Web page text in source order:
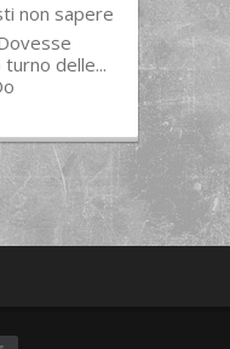
non sapere
delle...